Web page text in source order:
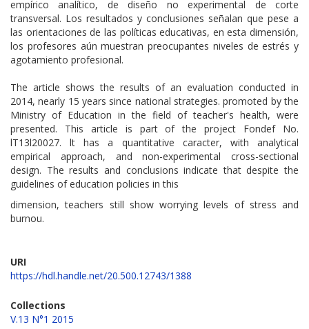
empírico analítico, de diseño no experimental de corte
transversal. Los resultados y conclusiones señalan que pese a
las orientaciones de las políticas educativas, en esta dimensión,
los profesores aún muestran preocupantes niveles de estrés y
agotamiento profesional.
The article shows the results of an evaluation conducted in
2014, nearly 15 years since national strategies. promoted by the
Ministry of Education in the field of teacher's health, were
presented. This article is part of the project Fondef No.
lT13l20027. lt has a quantitative caracter, with analytical
empirical approach, and non-experimental cross-sectional
design. The results and conclusions indicate that despite the
guidelines of education policies in this
dimension, teachers still show worrying levels of stress and
burnou.
URI
https://hdl.handle.net/20.500.12743/1388
Collections
V.13 N°1 2015